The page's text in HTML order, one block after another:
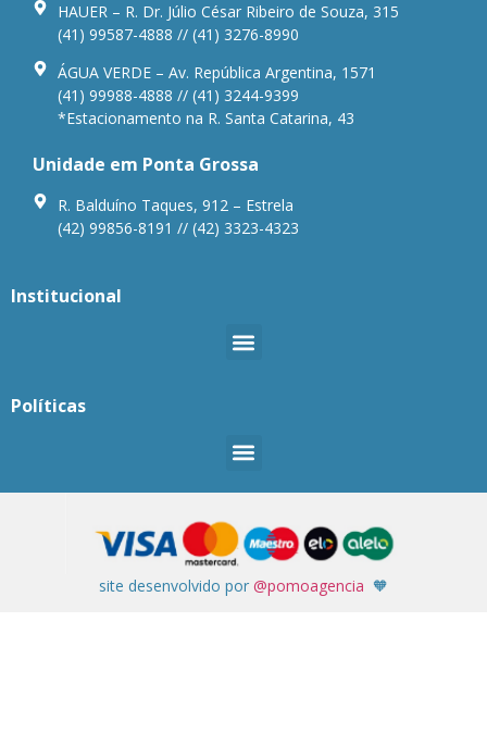
HAUER – R. Dr. Júlio César Ribeiro de Souza, 315
(41) 99587-4888 // (41) 3276-8990
ÁGUA VERDE – Av. República Argentina, 1571
(41) 99988-4888 // (41) 3244-9399
*Estacionamento na R. Santa Catarina, 43
Unidade em Ponta Grossa
R. Balduíno Taques, 912 – Estrela
(42) 99856-8191 // (42) 3323-4323
Institucional
Políticas
site desenvolvido por @pomoagencia 🧡